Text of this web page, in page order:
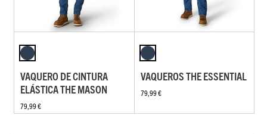
VAQUERO DE CINTURA
ELÁSTICA THE MASON
79,99 €
VAQUEROS THE ESSENTIAL
79,99 €